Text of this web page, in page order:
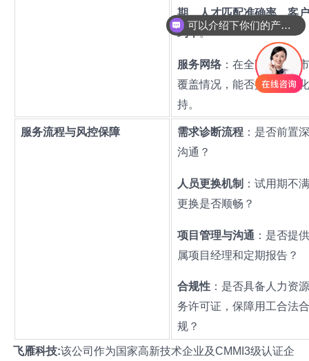
期、人才匹配准确率、客
约率。
服务网络：在全国核心城
覆盖情况，能否提供本地
持。
服务流程与风控保障 需求诊断流程 ：是否前置
沟通？
人员更换机制 ：试用期不
更换是否顺畅？
项目管理与沟通 ：是否提
属项目经理和定期报告？
合规性 ：是否具备人力资
务许可证，保障用工合法
规？
飞雁科技:该公司作为国家高新技术企业及CMMI3级认证企
可以介绍下你们的产品么